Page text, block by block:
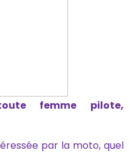
femme pilote,
par la moto, quel